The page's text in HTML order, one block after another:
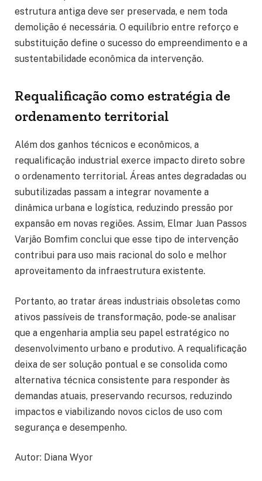
estrutura antiga deve ser preservada, e nem toda
demolição é necessária. O equilíbrio entre reforço e
substituição define o sucesso do empreendimento e a
sustentabilidade econômica da intervenção.
Requalificação como estratégia de
ordenamento territorial
Além dos ganhos técnicos e econômicos, a
requalificação industrial exerce impacto direto sobre
o ordenamento territorial. Áreas antes degradadas ou
subutilizadas passam a integrar novamente a
dinâmica urbana e logística, reduzindo pressão por
expansão em novas regiões. Assim, Elmar Juan Passos
Varjão Bomfim conclui que esse tipo de intervenção
contribui para uso mais racional do solo e melhor
aproveitamento da infraestrutura existente.
Portanto, ao tratar áreas industriais obsoletas como
ativos passíveis de transformação, pode-se analisar
que a engenharia amplia seu papel estratégico no
desenvolvimento urbano e produtivo. A requalificação
deixa de ser solução pontual e se consolida como
alternativa técnica consistente para responder às
demandas atuais, preservando recursos, reduzindo
impactos e viabilizando novos ciclos de uso com
segurança e desempenho.
Autor: Diana Wyor